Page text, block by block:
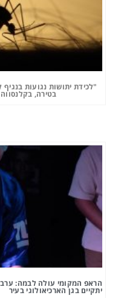
"לכידת יתושות נגועות
בטירה,
הראפ המקומי עולה לבמה: ערב
יתקיים בגן הארכיאולוגי בעיר